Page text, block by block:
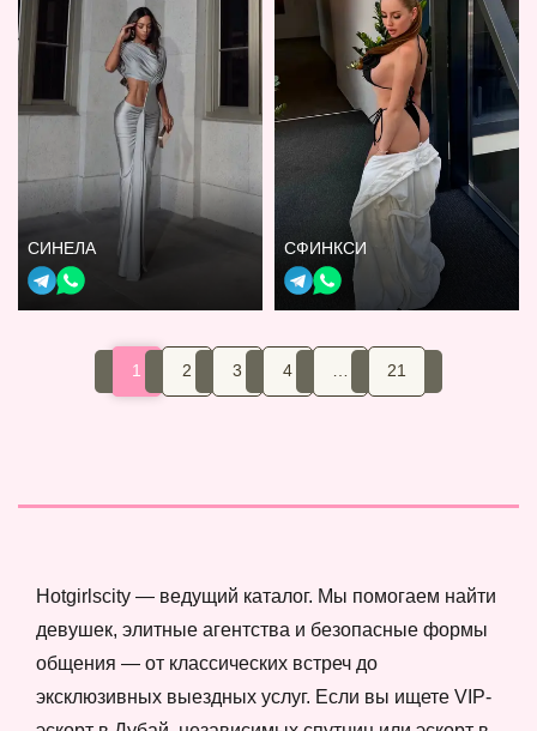
СИНЕЛА СФИНКСИ
1 2 3 4 21
Hotgirlscity — ведущий каталог. Мы помогаем найти
девушек, элитные агентства и безопасные формы
общения — от классических встреч до
эксклюзивных выездных услуг. Если вы ищете VIP-